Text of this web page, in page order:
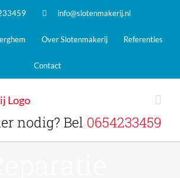
info@slotenmakerij.nl
Over Slotenmakerij Referenties
Contact
nodig? Bel 0654233459